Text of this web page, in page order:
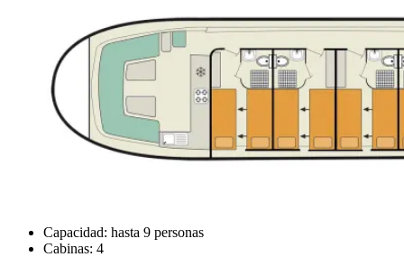
Capacidad: hasta 9 personas
Cabinas: 4